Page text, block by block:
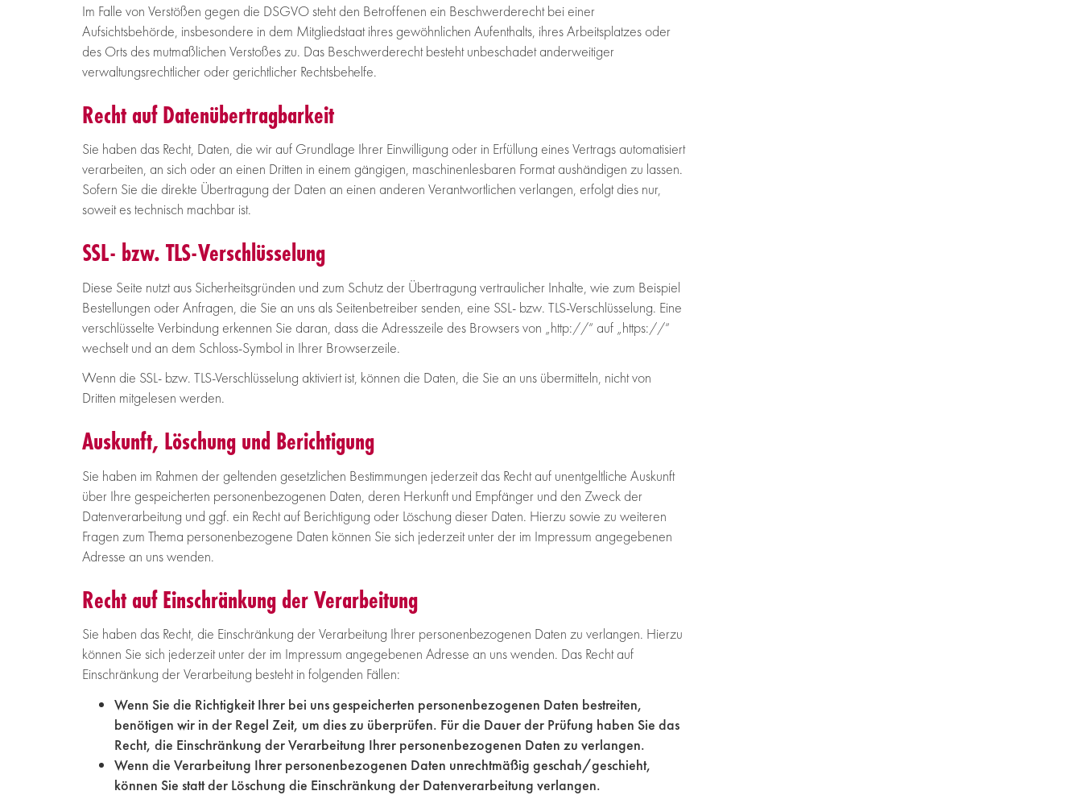
Im Falle von Verstößen gegen die DSGVO steht den Betroffenen ein Beschwerderecht bei einer
Aufsichtsbehörde, insbesondere in dem Mitgliedstaat ihres gewöhnlichen Aufenthalts, ihres Arbeitsplatzes oder
des Orts des mutmaßlichen Verstoßes zu. Das Beschwerderecht besteht unbeschadet anderweitiger
verwaltungsrechtlicher oder gerichtlicher Rechtsbehelfe.
Recht auf Datenübertragbarkeit
Sie haben das Recht, Daten, die wir auf Grundlage Ihrer Einwilligung oder in Erfüllung eines Vertrags automatisiert
verarbeiten, an sich oder an einen Dritten in einem gängigen, maschinenlesbaren Format aushändigen zu lassen.
Sofern Sie die direkte Übertragung der Daten an einen anderen Verantwortlichen verlangen, erfolgt dies nur,
soweit es technisch machbar ist.
SSL- bzw. TLS-Verschlüsselung
Diese Seite nutzt aus Sicherheitsgründen und zum Schutz der Übertragung vertraulicher Inhalte, wie zum Beispiel
Bestellungen oder Anfragen, die Sie an uns als Seitenbetreiber senden, eine SSL- bzw. TLS-Verschlüsselung. Eine
verschlüsselte Verbindung erkennen Sie daran, dass die Adresszeile des Browsers von „http://“ auf „https://“
wechselt und an dem Schloss-Symbol in Ihrer Browserzeile.
Wenn die SSL- bzw. TLS-Verschlüsselung aktiviert ist, können die Daten, die Sie an uns übermitteln, nicht von
Dritten mitgelesen werden.
Auskunft, Löschung und Berichtigung
Sie haben im Rahmen der geltenden gesetzlichen Bestimmungen jederzeit das Recht auf unentgeltliche Auskunft
über Ihre gespeicherten personenbezogenen Daten, deren Herkunft und Empfänger und den Zweck der
Datenverarbeitung und ggf. ein Recht auf Berichtigung oder Löschung dieser Daten. Hierzu sowie zu weiteren
Fragen zum Thema personenbezogene Daten können Sie sich jederzeit unter der im Impressum angegebenen
Adresse an uns wenden.
Recht auf Einschränkung der Verarbeitung
Sie haben das Recht, die Einschränkung der Verarbeitung Ihrer personenbezogenen Daten zu verlangen. Hierzu
können Sie sich jederzeit unter der im Impressum angegebenen Adresse an uns wenden. Das Recht auf
Einschränkung der Verarbeitung besteht in folgenden Fällen:
Wenn Sie die Richtigkeit Ihrer bei uns gespeicherten personenbezogenen Daten bestreiten,
benötigen wir in der Regel Zeit, um dies zu überprüfen. Für die Dauer der Prüfung haben Sie das
Recht, die Einschränkung der Verarbeitung Ihrer personenbezogenen Daten zu verlangen.
Wenn die Verarbeitung Ihrer personenbezogenen Daten unrechtmäßig geschah/geschieht,
können Sie statt der Löschung die Einschränkung der Datenverarbeitung verlangen.